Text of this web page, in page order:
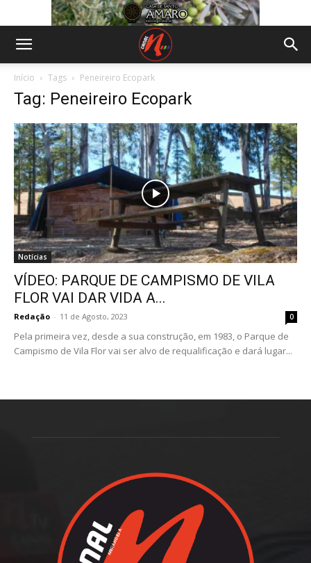
Início Tags Peneireiro Ecopark
Tag: Peneireiro Ecopark
Notícias
VÍDEO: PARQUE DE CAMPISMO DE VILA
FLOR VAI DAR VIDA A...
Redação - 11 de Agosto, 2023 0
Pela primeira vez, desde a sua construção, em 1983, o Parque de
Campismo de Vila Flor vai ser alvo de requalificação e dará lugar...